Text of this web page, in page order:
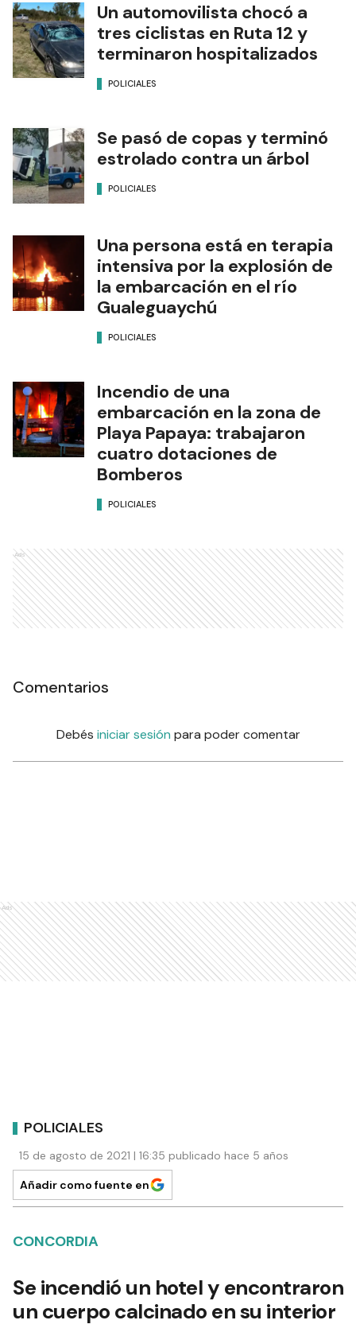
Un automovilista chocó a
tres ciclistas en Ruta 12 y
terminaron hospitalizados
POLICIALES
Se pasó de copas y terminó
estrolado contra un árbol
POLICIALES
Una persona está en terapia
intensiva por la explosión de
la embarcación en el río
Gualeguaychú
POLICIALES
Incendio de una
embarcación en la zona de
Playa Papaya: trabajaron
cuatro dotaciones de
Bomberos
POLICIALES
Ads
Comentarios
Debés iniciar sesión para poder comentar
Ads
POLICIALES
15 de agosto de 2021 | 16:35 publicado hace 5 años
Añadir como fuente en
CONCORDIA
Se incendió un hotel y encontraron
un cuerpo calcinado en su interior